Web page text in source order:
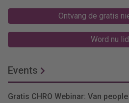
Ontvang de gratis
Word nu lid
Events
Gratis CHRO Webinar: Van